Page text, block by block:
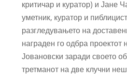
критичар и куратор) и Јане
уметник, куратор и
разгледувањето на
награден го одбра проектот
Јовановски заради своето
третманот на две клучни